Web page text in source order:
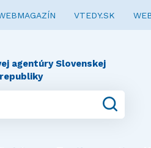
VTEDY.SK
agentúry Slovenskej
republiky